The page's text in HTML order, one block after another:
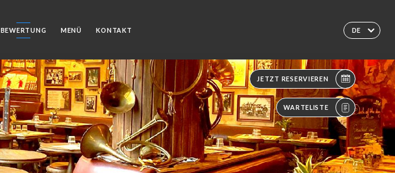
DE
BEWERTUNG MENÜ KONTAKT
JETZT RESERVIEREN
WARTELISTE